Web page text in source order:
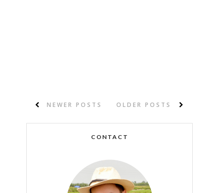
NEWER POSTS OLDER POSTS
CONTACT